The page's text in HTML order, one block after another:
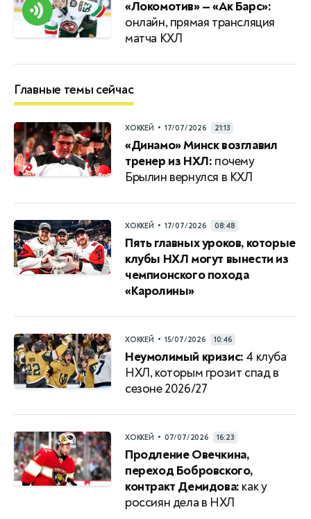
«Локомотив» — «Ак Барс»:
онлайн, прямая трансляция
матча КХЛ
Главные темы сейчас
ХОККЕЙ • 17/07/2026 21:13
«Динамо» Минск возглавил
тренер из НХЛ: почему
Брылин вернулся в КХЛ
ХОККЕЙ • 17/07/2026 08:48
Пять главных уроков, которые
клубы НХЛ могут вынести из
чемпионского похода
«Каролины»
ХОККЕЙ • 15/07/2026 10:46
Неумолимый кризис: 4 клуба
НХЛ, которым грозит спад в
сезоне 2026/27
ХОККЕЙ • 07/07/2026 16:23
Продление Овечкина,
переход Бобровского,
контракт Демидова: как у
россиян дела в НХЛ